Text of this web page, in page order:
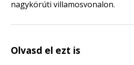
nagykörúti villamosvonalon.
Olvasd el ezt is